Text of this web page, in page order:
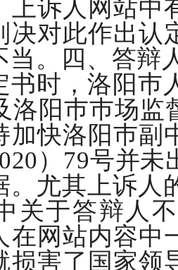
上诉人网站中
决对此作出认
当。四、答辩
书时，洛阳巿
洛阳巿巿场
加快洛阳巿副
）79号并
。尤其上诉人
关于答辩人
在网站内容中
损害了国家领